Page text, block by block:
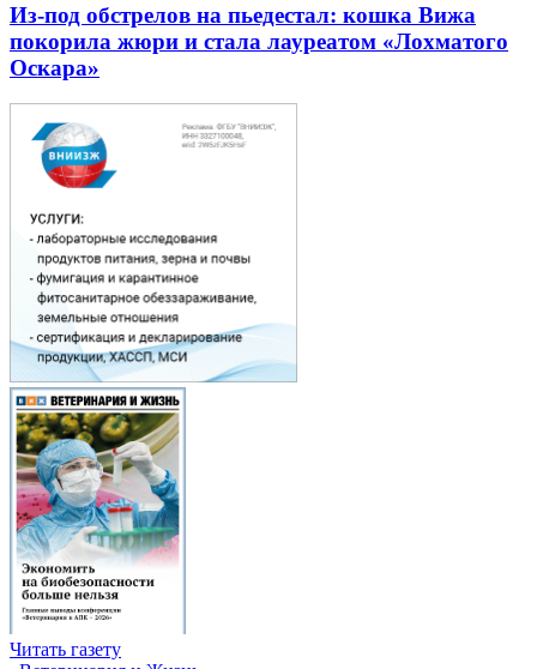
Из-под обстрелов на пьедестал: кошка Вижа
покорила жюри и стала лауреатом «Лохматого
Оскара»
Читать газету